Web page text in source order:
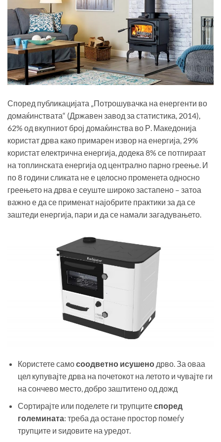
Според публикацијата „Потрошувачка на енергенти во
домаќинствата“ (Државен завод за статистика, 2014),
62% од вкупниот број домаќинства во Р. Македонија
користат дрва како примарен извор на енергија, 29%
користат електрична енергија, додека 8% се потпираат
на топлинската енергија од централно парно греење. И
по 8 години сликата не е целосно променета односно
греењето на дрва е сеуште широко застапено – затоа
важно е да се применат најобрите практики за да се
заштеди енергија, пари и да се намали загадувањето.
Користете самосоодветно исушено дрво. За оваа
цел купувајте дрва на почетокот на летото и чувајте ги
на сончево место, добро заштитено од дожд
Сортирајте или поделете ги трупцитеспоред
големината: треба да остане простор помеѓу
трупците и ѕидовите на уредот.